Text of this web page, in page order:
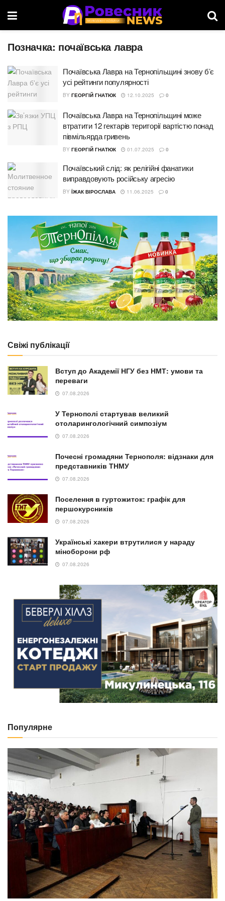
Позначка: почаївська лавра
Почаївська Лавра на Тернопільщині знову б’є
усі рейтинги популярності
BY ГЕОРГІЙ ГНАТЮК 12.10.2025 0
Почаївська Лавра на Тернопільщині може
втратити 12 гектарів території вартістю понад
півмільярда гривень
BY ГЕОРГІЙ ГНАТЮК 01.07.2025 0
Почаївський слід: як релігійні фанатики
виправдовують російську агресію
BY ЇЖАК ВІРОСЛАВА 11.06.2025 0
Свіжі публікації
Вступ до Академії НГУ без НМТ: умови та
переваги
07.08.2026
У Тернополі стартував великий
отоларингологічний симпозіум
07.08.2026
Почесні громадяни Тернополя: відзнаки для
представників ТНМУ
07.08.2026
Поселення в гуртожиток: графік для
першокурсників
07.08.2026
Українські хакери втрутилися у нараду
міноборони рф
07.08.2026
Популярне